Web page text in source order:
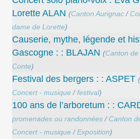
Lorette ALAN (Canton Aurignac/
dame de Lorette)
Causerie, mythe, légende et
Gascogne : : BLAJAN (Canton
Conte)
Festival des bergers : : ASPET (
Concert - musique/festival)
100 ans de l’arboretum : :
promenades ou randonnées/ Canton
Concert - musique/Exposition)